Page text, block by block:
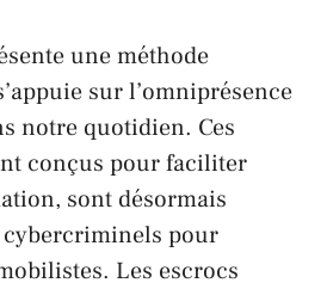
une méthode
sur l’omniprésence
notre quotidien. Ces
conçus pour faciliter
sont désormais
cybercriminels pour
Les escrocs